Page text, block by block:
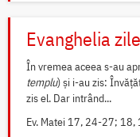
Evanghelia
În vremea aceea s-au
templu) și i-au zis:
zis el. Dar intrând...
Ev. Matei 17, 24-27; 18,